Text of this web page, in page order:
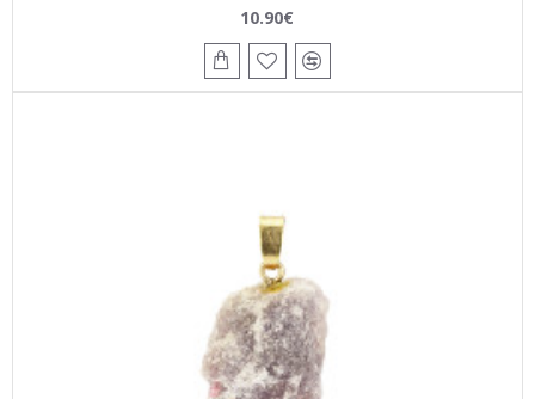
10.90€